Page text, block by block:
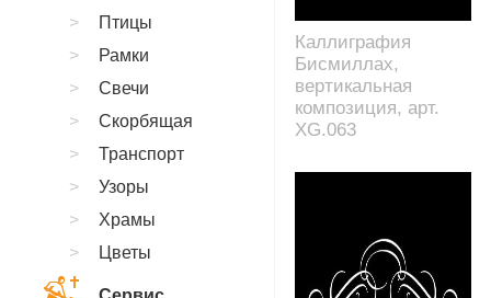
Каллиграфия
Бисмиллах,
вертикальная
композиция, арт.
XG.063
Птицы
Рамки
Свечи
Скорбящая
Транспорт
Узоры
Храмы
Цветы